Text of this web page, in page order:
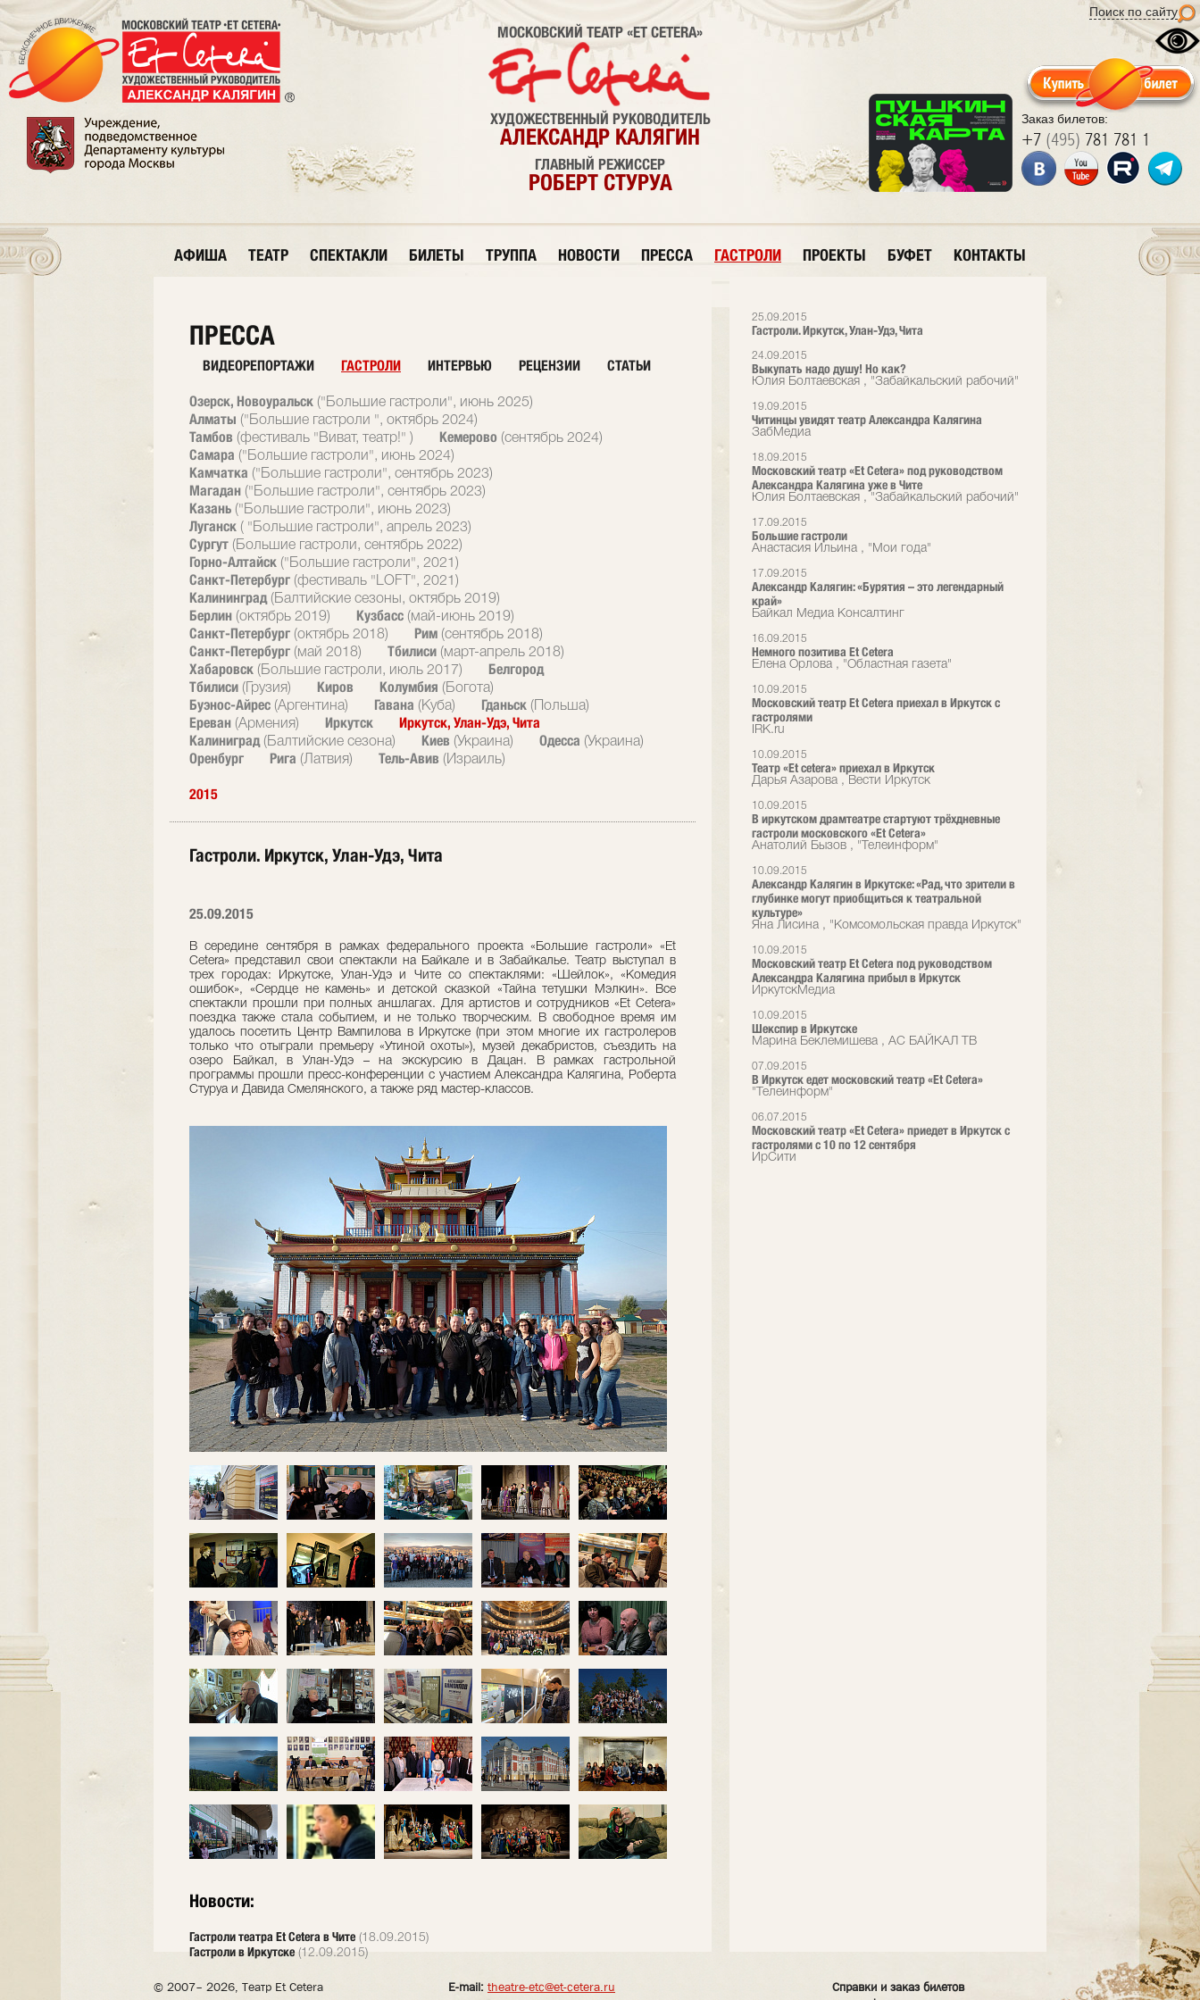
Поиск по сайту
Заказ билетов:
+7 (495) 781 781 1
МОСКОВСКИЙ ТЕАТР «ET CETERA»
ХУДОЖЕСТВЕННЫЙ РУКОВОДИТЕЛЬ
АЛЕКСАНДР КАЛЯГИН
ГЛАВНЫЙ РЕЖИССЕР
РОБЕРТ СТУРУА
АФИША ТЕАТР СПЕКТАКЛИ БИЛЕТЫ ТРУППА НОВОСТИ ПРЕССА ГАСТРОЛИ ПРОЕКТЫ БУФЕТ КОНТАКТЫ
25.09.2015
Гастроли. Иркутск, Улан-Удэ, Чита
24.09.2015
Выкупать надо душу! Но как?
Юлия Болтаевская , "Забайкальский рабочий"
19.09.2015
Читинцы увидят театр Александра Калягина
ЗабМедиа
18.09.2015
Московский театр «Et Cetera» под руководством
Александра Калягина уже в Чите
Юлия Болтаевская , "Забайкальский рабочий"
17.09.2015
Большие гастроли
Анастасия Ильина , "Мои года"
17.09.2015
Александр Калягин: «Бурятия – это легендарный
край»
Байкал Медиа Консалтинг
16.09.2015
Немного позитива Et Cetera
Елена Орлова , "Областная газета"
10.09.2015
Московский театр Et Cetera приехал в Иркутск с
гастролями
IRK.ru
10.09.2015
Театр «Et cetera» приехал в Иркутск
Дарья Азарова , Вести Иркутск
10.09.2015
В иркутском драмтеатре стартуют трёхдневные
гастроли московского «Et Cetera»
Анатолий Бызов , "Телеинформ"
10.09.2015
Александр Калягин в Иркутске: «Рад, что зрители в
глубинке могут приобщиться к театральной
культуре»
Яна Лисина , "Комсомольская правда Иркутск"
10.09.2015
Московский театр Et Cetera под руководством
Александра Калягина прибыл в Иркутск
ИркутскМедиа
10.09.2015
Шекспир в Иркутске
Марина Беклемишева , АС БАЙКАЛ ТВ
07.09.2015
В Иркутск едет московский театр «Et Cetera»
"Телеинформ"
06.07.2015
Московский театр «Et Cetera» приедет в Иркутск с
гастролями с 10 по 12 сентября
ИрСити
ПРЕССА
ВИДЕОРЕПОРТАЖИ ГАСТРОЛИ ИНТЕРВЬЮ РЕЦЕНЗИИ СТАТЬИ
Озерск, Новоуральск ("Большие гастроли", июнь 2025)
Алматы ("Большие гастроли ", октябрь 2024)
Тамбов (фестиваль "Виват, театр!" ) Кемерово (сентябрь 2024)
Самара ("Большие гастроли", июнь 2024)
Камчатка ("Большие гастроли", сентябрь 2023)
Магадан ("Большие гастроли", сентябрь 2023)
Казань ("Большие гастроли", июнь 2023)
Луганск ( "Большие гастроли", апрель 2023)
Сургут (Большие гастроли, сентябрь 2022)
Горно-Алтайск ("Большие гастроли", 2021)
Санкт-Петербург (фестиваль "LOFT", 2021)
Калининград (Балтийские сезоны, октябрь 2019)
Берлин (октябрь 2019) Кузбасс (май-июнь 2019)
Санкт-Петербург (октябрь 2018) Рим (сентябрь 2018)
Санкт-Петербург (май 2018) Тбилиси (март-апрель 2018)
Хабаровск (Большие гастроли, июль 2017)
Белгород
Тбилиси (Грузия) Киров Колумбия (Богота)
Буэнос-Айрес (Аргентина) Гавана (Куба) Гданьск (Польша)
Ереван (Армения) Иркутск
Иркутск, Улан-Удэ, Чита
Калиниград (Балтийские сезона) Киев (Украина) Одесса (Украина)
Оренбург Рига (Латвия) Тель-Авив (Израиль)
2015
Гастроли. Иркутск, Улан-Удэ, Чита
25.09.2015
В середине сентября в рамках федерального проекта «Большие гастроли» «Et
Cetera» представил свои спектакли на Байкале и в Забайкалье. Театр выступал в
трех городах: Иркутске, Улан-Удэ и Чите со спектаклями: «Шейлок», «Комедия
ошибок», «Сердце не камень» и детской сказкой «Тайна тетушки Мэлкин». Все
спектакли прошли при полных аншлагах. Для артистов и сотрудников «Et Cetera»
поездка также стала событием, и не только творческим. В свободное время им
удалось посетить Центр Вампилова в Иркутске (при этом многие их гастролеров
только что отыграли премьеру «Утиной охоты»), музей декабристов, съездить на
озеро Байкал, в Улан-Удэ – на экскурсию в Дацан. В рамках гастрольной
программы прошли пресс-конференции с участием Александра Калягина, Роберта
Стуруа и Давида Смелянского, а также ряд мастер-классов.
Новости:
Гастроли театра Et Cetera в Чите (18.09.2015)
Гастроли в Иркутске(12.09.2015)
© 2007– 2026, Театр Et Cetera E-mail: theatre-etc@et-cetera.ru
Справки и заказ билетов